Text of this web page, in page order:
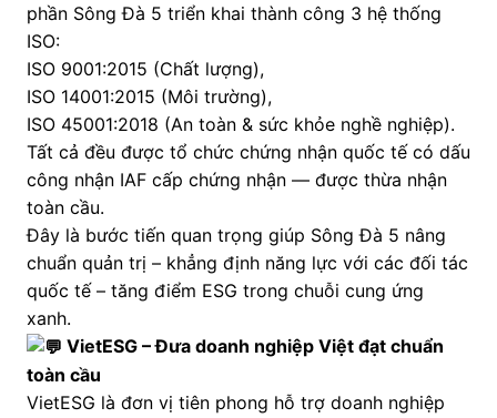
phần Sông Đà 5 triển khai thành công 3 hệ thống
ISO:
ISO 9001:2015 (Chất lượng),
ISO 14001:2015 (Môi trường),
ISO 45001:2018 (An toàn & sức khỏe nghề nghiệp).
Tất cả đều được tổ chức chứng nhận quốc tế có dấu
công nhận IAF cấp chứng nhận — được thừa nhận
toàn cầu.
Đây là bước tiến quan trọng giúp Sông Đà 5 nâng
chuẩn quản trị – khẳng định năng lực với các đối tác
quốc tế – tăng điểm ESG trong chuỗi cung ứng
xanh.
VietESG – Đưa doanh nghiệp Việt đạt chuẩn
toàn cầu
VietESG là đơn vị tiên phong hỗ trợ doanh nghiệp